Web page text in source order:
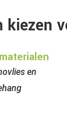
kiezen
en